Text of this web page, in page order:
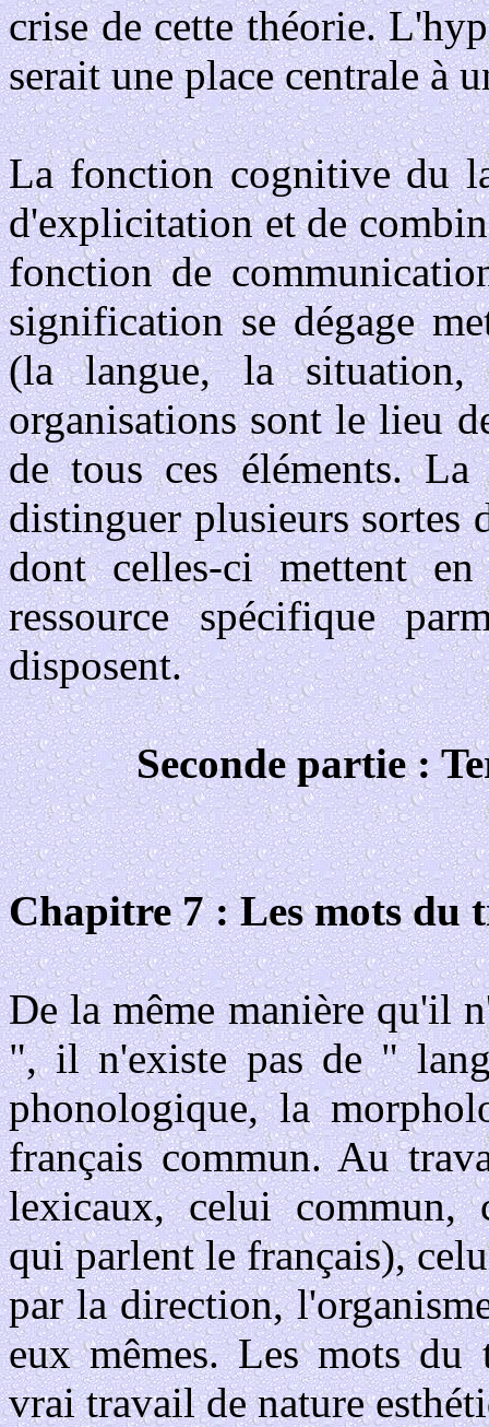
crise de cette théorie.
serait une place centrale à
La fonction cognitive du
d'explicitation et de
fonction de
signification se dégage
(la langue, la
organisations sont le lieu
de tous ces éléments.
distinguer plusieurs sortes
dont celles-ci mettent
ressource spécifique
disposent.
Seconde partie :
Chapitre 7 : Les mots du
De la même manière qu'il
", il n'existe pas de "
phonologique, la
français commun. Au
lexicaux, celui commun,
qui parlent le français),
par la direction,
eux mêmes. Les mots du
vrai travail de nature